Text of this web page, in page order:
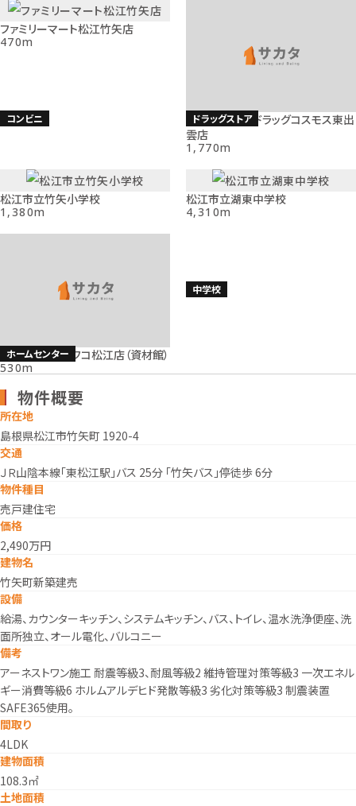
コンビニ
ファミリーマート松江竹矢店
470m
ドラッグストア
ディスカウントドラッグコスモス東出
雲店
1,770m
松江市立竹矢小学校
1,380m
中学校
松江市立湖東中学校
4,310m
ホームセンター
ホームプラザナフコ松江店（資材館）
530m
物件概要
所在地
島根県松江市竹矢町 1920-4
交通
ＪＲ山陰本線「東松江駅」バス 25分 「竹矢バス」停徒歩 6分
物件種目
売戸建住宅
価格
2,490万円
建物名
竹矢町新築建売
設備
給湯、カウンターキッチン、システムキッチン、バス、トイレ、温水洗浄便座、洗
面所独立、オール電化、バルコニー
備考
アーネストワン施工 耐震等級3、耐風等級2 維持管理対策等級3 一次エネル
ギー消費等級6 ホルムアルデヒド発散等級3 劣化対策等級3 制震装置
SAFE365使用。
間取り
4LDK
建物面積
108.3㎡
土地面積